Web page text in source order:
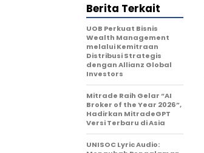
Berita Terkait
UOB Perkuat Bisnis
Wealth Management
melalui Kemitraan
Distribusi Strategis
dengan Allianz Global
Investors
Mitrade Raih Gelar “AI
Broker of the Year 2026”,
Hadirkan MitradeGPT
Versi Terbaru di Asia
UNISOC Lyric Audio: